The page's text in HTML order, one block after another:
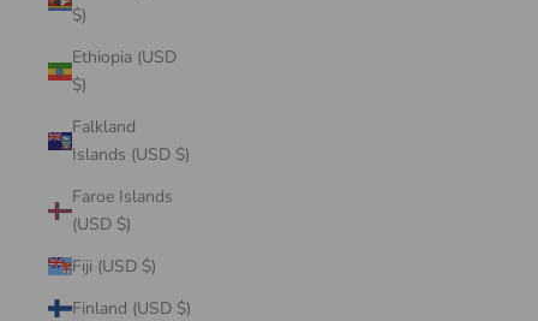
$)
Ethiopia (USD
$)
Falkland
Islands (USD $)
Faroe Islands
(USD $)
Fiji (USD $)
Finland (USD $)